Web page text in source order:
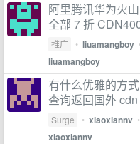
阿里腾讯华为火
全部 7 折
推广 • liuamangboy
liuamangboy
有什么优雅的方
查询返回国外
Surge • xiaoxiannv •
xiaoxiannv